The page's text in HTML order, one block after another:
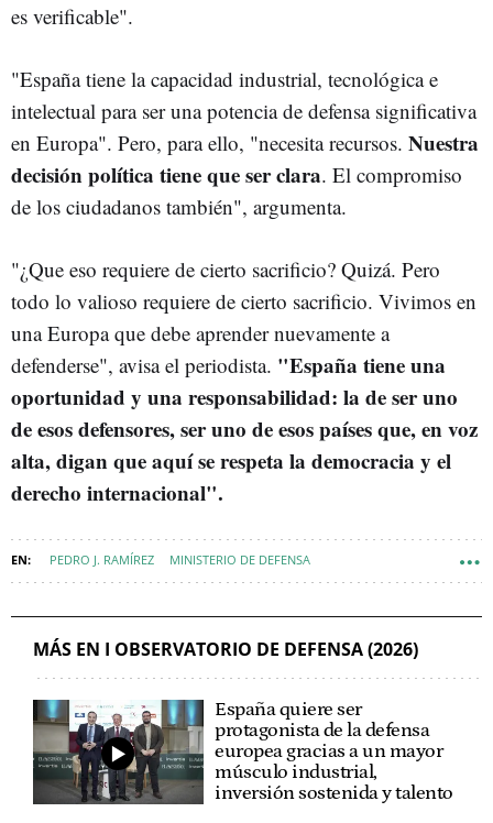
es verificable".
"España tiene la capacidad industrial, tecnológica e
intelectual para ser una potencia de defensa significativa
en Europa". Pero, para ello, "necesita recursos. Nuestra
decisión política tiene que ser clara. El compromiso
de los ciudadanos también", argumenta.
"¿Que eso requiere de cierto sacrificio? Quizá. Pero
todo lo valioso requiere de cierto sacrificio. Vivimos en
una Europa que debe aprender nuevamente a
defenderse", avisa el periodista. "España tiene una
oportunidad y una responsabilidad: la de ser uno
de esos defensores, ser uno de esos países que, en voz
alta, digan que aquí se respeta la democracia y el
derecho internacional".
PEDRO J. RAMÍREZ MINISTERIO DE DEFENSA
MÁS EN I OBSERVATORIO DE DEFENSA (2026)
España quiere ser
protagonista de la defensa
europea gracias a un mayor
músculo industrial,
inversión sostenida y talento